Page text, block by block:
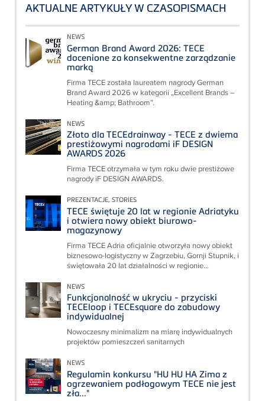
AKTUALNE ARTYKUŁY W CZASOPISMACH
NEWS
German Brand Award 2026: TECE
docenione za konsekwentne zarządzanie
marką
Firma TECE została laureatem nagrody German
Brand Award 2026 w kategorii „Excellent Brands –
Heating &amp; Bathroom”.
NEWS
Złoto dla TECEdrainway - TECE z dwiema
prestiżowymi nagrodami iF DESIGN
AWARDS 2026
Firma TECE otrzymała w tym roku dwie prestiżowe
nagrody iF DESIGN AWARDS.
PREZENTACJE, STORIES
TECE świętuje 20 lat w regionie Adriatyku
i otwiera nowy obiekt biurowo-
magazynowy
Firma TECE Adria oficjalnie otworzyła nowy obiekt
biznesowo-logistyczny w Zagrzebiu, Gornji Stupnik, i
świętowała 20 lat działalności w regionie...
NEWS
Funkcjonalność w ukryciu - przyciski
TECEloop i TECEsquare do zabudowy
indywidualnej
Nowoczesny minimalizm na miarę indywidualnych
projektów pomieszczeń sanitarnych
NEWS
Regulamin konkursu "HU HU HA Zima z
ogrzewaniem podłogowym TECE nie jest
zła..."